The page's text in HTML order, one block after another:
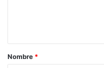
rNombre *